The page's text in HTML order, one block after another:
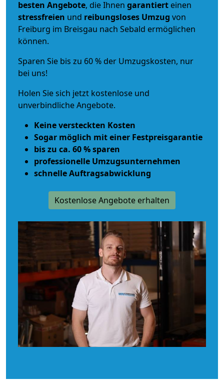
besten Angebote, die Ihnen garantiert einen
stressfreien und reibungsloses Umzug von
Freiburg im Breisgau nach Sebald ermöglichen
können.
Sparen Sie bis zu 60 % der Umzugskosten, nur
bei uns!
Holen Sie sich jetzt kostenlose und
unverbindliche Angebote.
Keine versteckten Kosten
Sogar möglich mit einer Festpreisgarantie
bis zu ca. 60 % sparen
professionelle Umzugsunternehmen
schnelle Auftragsabwicklung
Kostenlose Angebote erhalten